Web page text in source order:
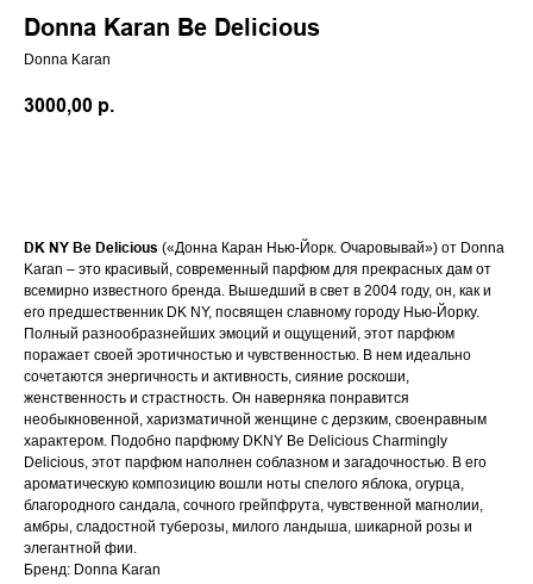
Donna Karan Be Delicious
Donna Karan
3000,00 р.
DK NY Be Delicious («Донна Каран Нью-Йорк. Очаровывай») от Donna
Karan – это красивый, современный парфюм для прекрасных дам от
всемирно известного бренда. Вышедший в свет в 2004 году, он, как и
его предшественник DK NY, посвящен славному городу Нью-Йорку.
Полный разнообразнейших эмоций и ощущений, этот парфюм
поражает своей эротичностью и чувственностью. В нем идеально
сочетаются энергичность и активность, сияние роскоши,
женственность и страстность. Он наверняка понравится
необыкновенной, харизматичной женщине с дерзким, своенравным
характером. Подобно парфюму DKNY Be Delicious Charmingly
Delicious, этот парфюм наполнен соблазном и загадочностью. В его
ароматическую композицию вошли ноты спелого яблока, огурца,
благородного сандала, сочного грейпфрута, чувственной магнолии,
амбры, сладостной туберозы, милого ландыша, шикарной розы и
элегантной фии.
Бренд: Donna Karan